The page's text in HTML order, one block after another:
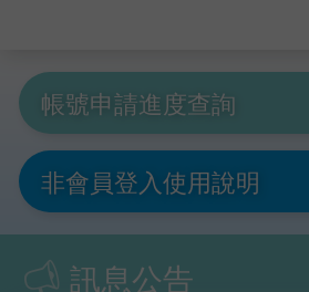
帳號申請進度查詢
非會員登入使用說明
訊息公告